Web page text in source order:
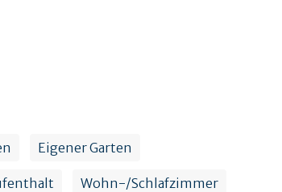
Eigener Garten
Wohn-/Schlafzimmer